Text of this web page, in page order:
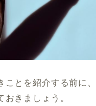
とを紹介する前に、
おきましょう。